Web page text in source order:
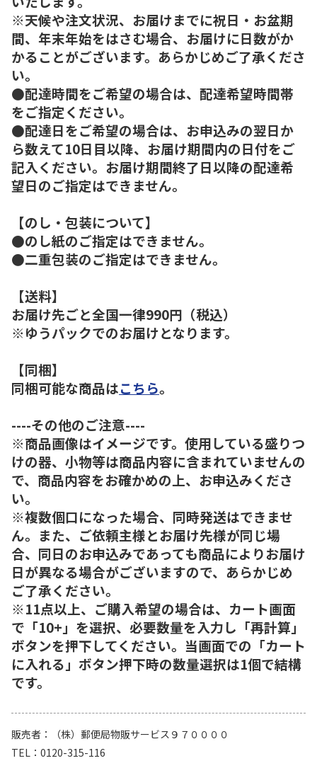
※天候や注文状況、お届けまでに祝日・お盆期
間、年末年始をはさむ場合、お届けに日数がか
かることがございます。あらかじめご了承くださ
い。
●配達時間をご希望の場合は、配達希望時間帯
をご指定ください。
●配達日をご希望の場合は、お申込みの翌日か
ら数えて10日目以降、お届け期間内の日付をご
記入ください。お届け期間終了日以降の配達希
望日のご指定はできません。
【のし・包装について】
●のし紙のご指定はできません。
●二重包装のご指定はできません。
【送料】
お届け先ごと全国一律990円（税込）
※ゆうパックでのお届けとなります。
【同梱】
同梱可能な商品はこちら。
----その他のご注意----
※商品画像はイメージです。使用している盛りつ
けの器、小物等は商品内容に含まれていませんの
で、商品内容をお確かめの上、お申込みくださ
い。
※複数個口になった場合、同時発送はできませ
ん。また、ご依頼主様とお届け先様が同じ場
合、同日のお申込みであっても商品によりお届け
日が異なる場合がございますので、あらかじめ
ご了承ください。
※11点以上、ご購入希望の場合は、カート画面
で「10+」を選択、必要数量を入力し「再計算」
ボタンを押下してください。当画面での「カート
に入れる」ボタン押下時の数量選択は1個で結構
です。
販売者
（株）郵便局物販サービス９７００００
TEL
0120-315-116